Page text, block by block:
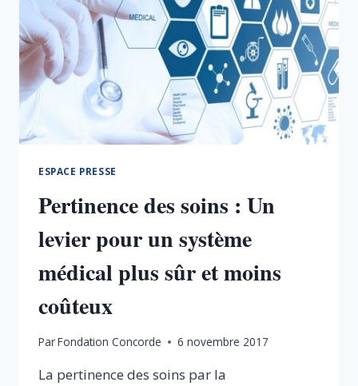
ESPACE PRESSE
Pertinence des soins : Un
levier pour un système
médical plus sûr et moins
coûteux
ParFondation Concorde 6 novembre 2017
La pertinence des soins par la